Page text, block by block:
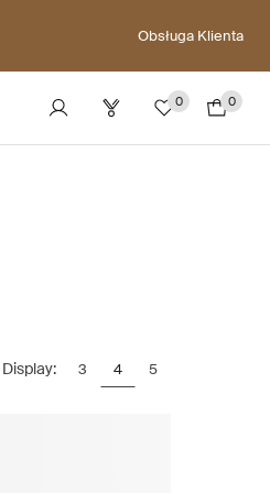
Obsługa Klienta
0 0
Display: 3 4 5